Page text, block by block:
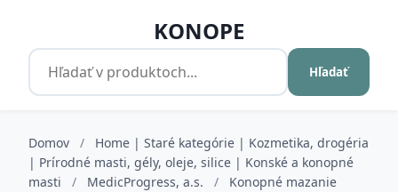
KONOPE
Hľadať
Domov /
Home | Staré kategórie | Kozmetika, drogéria
| Prírodné masti, gély, oleje, silice | Konské a konopné
masti
/ MedicProgress, a.s. /
Konopné mazanie